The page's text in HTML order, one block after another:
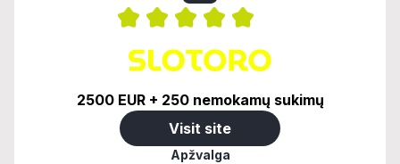
2500 EUR + 250 nemokamų sukimų
Visit site
Apžvalga